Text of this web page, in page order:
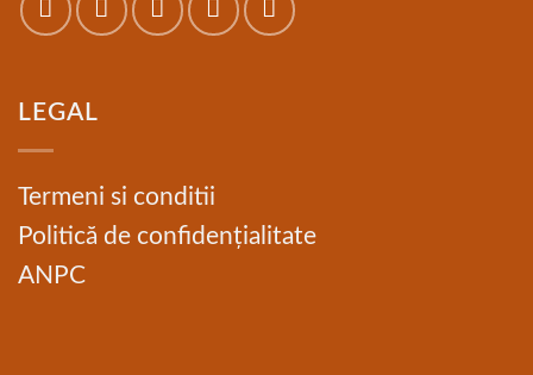
LEGAL
Termeni si conditii
Politică de confidențialitate
ANPC